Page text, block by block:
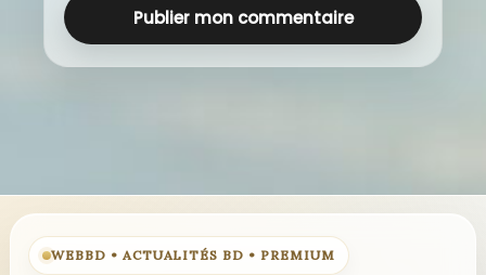
WEBBD • ACTUALITÉS BD • PREMIUM